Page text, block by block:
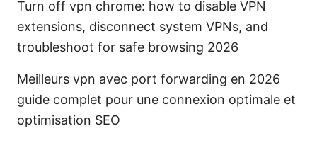
Turn off vpn chrome: how to disable VPN
extensions, disconnect system VPNs, and
troubleshoot for safe browsing 2026
Meilleurs vpn avec port forwarding en 2026
guide complet pour une connexion optimale et
optimisation SEO